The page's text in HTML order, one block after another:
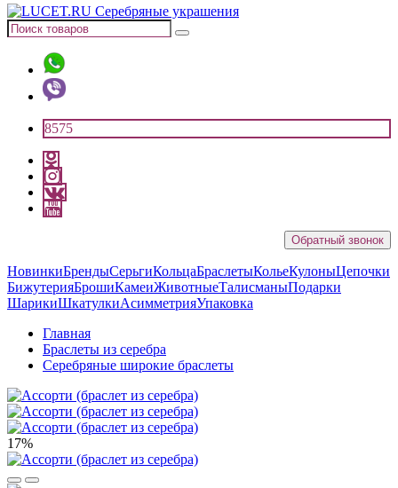
8575
Обратный звонок
НовинкиБрендыСерьгиКольцаБраслетыКольеКулоныЦепочки
БижутерияБрошиКамеиЖивотныеТалисманыПодарки
ШарикиШкатулкиАсимметрияУпаковка
Главная
Браслеты из серебра
Серебряные широкие браслеты
17%